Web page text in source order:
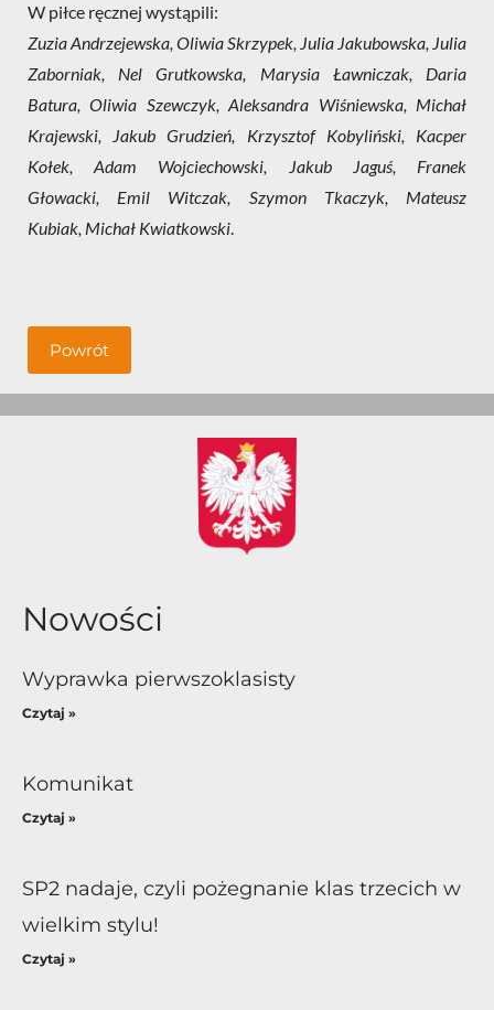
W piłce ręcznej wystąpili:
Zuzia Andrzejewska, Oliwia Skrzypek, Julia Jakubowska, Julia
Zaborniak, Nel Grutkowska, Marysia Ławniczak, Daria
Batura, Oliwia Szewczyk, Aleksandra Wiśniewska, Michał
Krajewski, Jakub Grudzień, Krzysztof Kobyliński, Kacper
Kołek, Adam Wojciechowski, Jakub Jaguś, Franek
Głowacki, Emil Witczak, Szymon Tkaczyk, Mateusz
Kubiak, Michał Kwiatkowski.
Powrót
Nowości
Wyprawka pierwszoklasisty
Czytaj »
Komunikat
Czytaj »
SP2 nadaje, czyli pożegnanie klas trzecich w
wielkim stylu!
Czytaj »